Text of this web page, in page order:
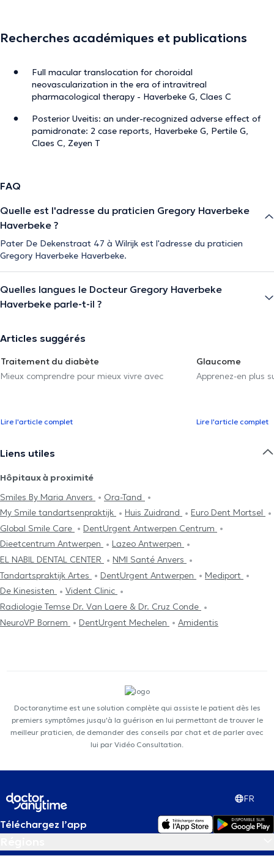
Recherches académiques et publications
Full macular translocation for choroidal
neovascularization in the era of intravitreal
pharmacological therapy - Haverbeke G, Claes C
Posterior Uveitis: an under-recognized adverse effect of
pamidronate: 2 case reports, Haverbeke G, Pertile G,
Claes C, Zeyen T
FAQ
Quelle est l'adresse du praticien Gregory Haverbeke
Haverbeke ?
Pater De Dekenstraat 47 à Wilrijk est l'adresse du praticien
Gregory Haverbeke Haverbeke.
Quelles langues le Docteur Gregory Haverbeke
Haverbeke parle-t-il ?
Articles suggérés
Traitement du diabète
Mieux comprendre pour mieux vivre avec
Lire l'article complet
Glaucome
Apprenez-en plus
Lire l'article complet
Liens utiles
Hôpitaux à proximité
Smiles By Maria Anvers
Ora-Tand
My Smile tandartsenpraktijk
Huis Zuidrand
Euro Dent Mortsel
Global Smile Care
DentUrgent Antwerpen Centrum
Dieetcentrum Antwerpen
Lazeo Antwerpen
EL NABIL DENTAL CENTER
NMI Santé Anvers
Tandartspraktijk Artes
DentUrgent Antwerpen
Mediport
De Kinesisten
Vident Clinic
Radiologie Temse Dr. Van Laere & Dr. Cruz Conde
NeuroVP Bornem
DentUrgent Mechelen Amidentis
Doctoranytime est une solution complète qui assiste le patient dès les
premiers symptômes jusqu'à la guérison en lui permettant de trouver le
meilleur praticien, de demander des conseils par chat et de parler avec
lui par Vidéo Consultation.
FR
Téléchargez l’app